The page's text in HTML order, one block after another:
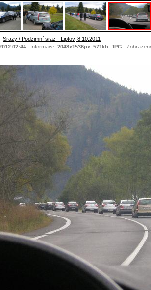
Srazy / Podzimní sraz - Liptov, 8.10.2011
02:44 Informace: 2048x1536px 571kb JPG